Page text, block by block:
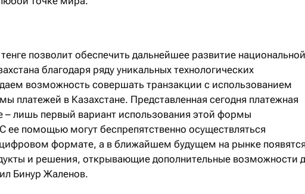
позволит обеспечить дальнейшее развитие национальной
благодаря ряду уникальных технологических
возможность совершать транзакции с использованием
платежей в Казахстане. Представленная сегодня платежная
– лишь первый вариант использования этой формы
ее помощью могут беспрепятственно осуществляться
формате, а в ближайшем будущем на рынке
и решения, открывающие дополнительные возможности
Бинур Жаленов.